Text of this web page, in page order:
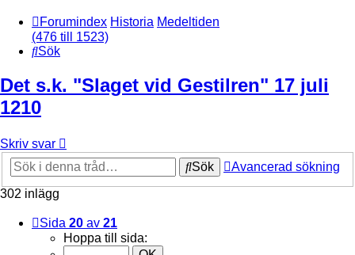
Forumindex Historia Medeltiden
(476 till 1523)
Sök
Det s.k. "Slaget vid Gestilren" 17 juli
1210
Skriv svar
Sök
Avancerad sökning
302 inlägg
Sida 20 av 21
Hoppa till sida: